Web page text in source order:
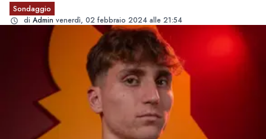
Sondaggio
di Admin venerdì, 02 febbraio 2024 alle 21:54